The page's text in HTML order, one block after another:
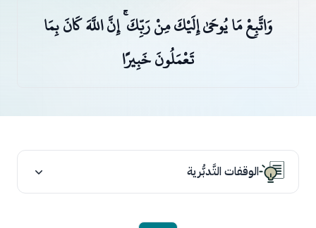
وَاتَّبِعْ مَا يُوحَىٰ إِلَيْكَ مِنْ رَبِّكَ ۚ إِنَّ اللَّهَ كَانَ بِمَا
تَعْمَلُونَ خَبِيرًا
الوقفات التَّدبُّرية